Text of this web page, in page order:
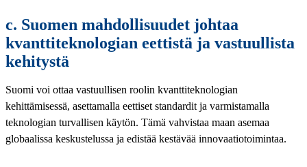
c. Suomen mahdollisuudet johtaa
kvanttiteknologian eettistä ja vastuullista
kehitystä
Suomi voi ottaa vastuullisen roolin kvanttiteknologian
kehittämisessä, asettamalla eettiset standardit ja varmistamalla
teknologian turvallisen käytön. Tämä vahvistaa maan asemaa
globaalissa keskustelussa ja edistää kestävää innovaatiotoimintaa.